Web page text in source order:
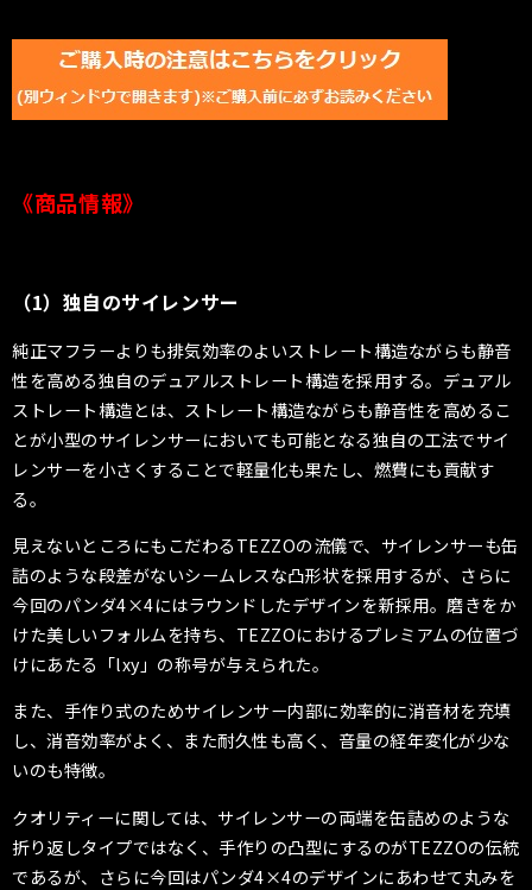
《商品情報》
（1）独自のサイレンサー
純正マフラーよりも排気効率のよいストレート構造ながらも静音
性を高める独自のデュアルストレート構造を採用する。 デュアル
ストレート構造とは、ストレート構造ながらも静音性を高めるこ
とが小型のサイレンサーにおいても可能となる独自の工法でサイ
レンサーを小さくすることで軽量化も果たし、燃費にも貢献す
る。
見えないところにもこだわるTEZZOの流儀で、サイレンサーも缶
詰のような段差がないシームレスな凸形状を採用するが、さらに
今回のパンダ4×4にはラウンドしたデザインを新採用。磨きをか
けた美しいフォルムを持ち、TEZZOにおけるプレミアムの位置づ
けにあたる「lxy」の称号が与えられた。
また、 手作り式のためサイレンサー内部に効率的に消音材を充填
し、消音効率がよく、また耐久性も高く、音量の経年変化が少な
いのも特徴。
クオリティーに関しては、サイレンサーの両端を缶詰めのような
折り返しタイプではなく、手作りの凸型にするのがTEZZOの伝統
であるが、さらに今回はパンダ4×4のデザインにあわせて丸みを